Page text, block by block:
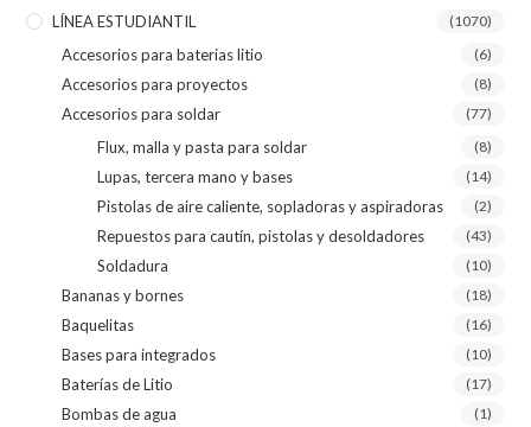
LÍNEA ESTUDIANTIL (1070)
Accesorios para baterias litio (6)
Accesorios para proyectos (8)
Accesorios para soldar (77)
Flux, malla y pasta para soldar (8)
Lupas, tercera mano y bases (14)
Pistolas de aire caliente, sopladoras y aspiradoras (2)
Repuestos para cautín, pistolas y desoldadores (43)
Soldadura (10)
Bananas y bornes (18)
Baquelitas (16)
Bases para integrados (10)
Baterías de Litio (17)
Bombas de agua (1)